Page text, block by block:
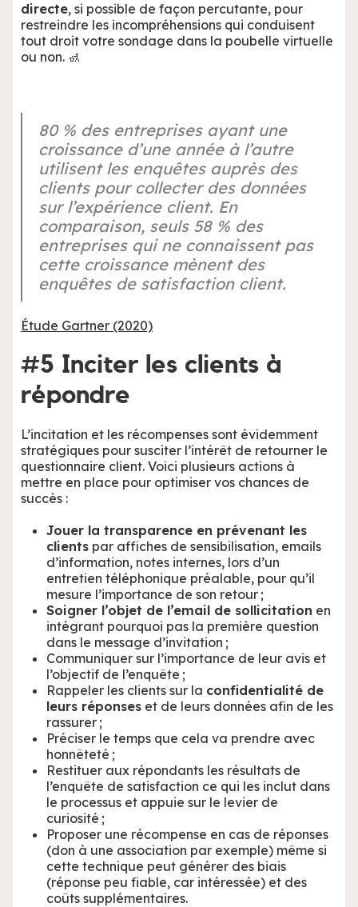
directe, si possible de façon percutante, pour
restreindre les incompréhensions qui conduisent
tout droit votre sondage dans la poubelle virtuelle
ou non. 🚮
80 % des entreprises ayant une
croissance d’une année à l’autre
utilisent les enquêtes auprès des
clients pour collecter des données
sur l’expérience client. En
comparaison, seuls 58 % des
entreprises qui ne connaissent pas
cette croissance mènent des
enquêtes de satisfaction client.
Étude Gartner (2020)
#5 Inciter les clients à
répondre
L’incitation et les récompenses sont évidemment
stratégiques pour susciter l’intérêt de retourner le
questionnaire client. Voici plusieurs actions à
mettre en place pour optimiser vos chances de
succès :
Jouer la transparence en prévenant les
clients par affiches de sensibilisation, emails
d’information, notes internes, lors d’un
entretien téléphonique préalable, pour qu’il
mesure l’importance de son retour ;
Soigner l’objet de l’email de sollicitation en
intégrant pourquoi pas la première question
dans le message d’invitation ;
Communiquer sur l’importance de leur avis et
l’objectif de l’enquête ;
Rappeler les clients sur la confidentialité de
leurs réponses et de leurs données afin de les
rassurer ;
Préciser le temps que cela va prendre avec
honnêteté ;
Restituer aux répondants les résultats de
l’enquête de satisfaction ce qui les inclut dans
le processus et appuie sur le levier de
curiosité ;
Proposer une récompense en cas de réponses
(don à une association par exemple) même si
cette technique peut générer des biais
(réponse peu fiable, car intéressée) et des
coûts supplémentaires.